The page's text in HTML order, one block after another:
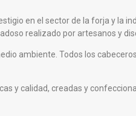
en el sector de la forja y la
realizado por artesanos y
ambiente. Todos los
y calidad, creadas y